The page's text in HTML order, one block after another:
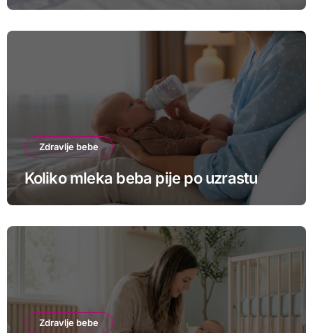
Zdravlje bebe
Koliko mleka beba pije po uzrastu
Zdravlje bebe